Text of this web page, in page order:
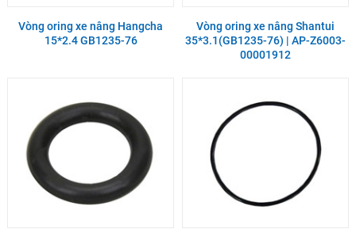
Vòng oring xe nâng Hangcha
15*2.4 GB1235-76
Vòng oring xe nâng Shantui
35*3.1(GB1235-76) | AP-Z6003-
00001912